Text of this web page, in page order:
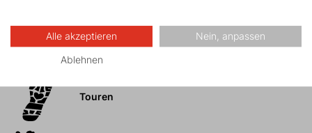
Aktivitäten
Touren
Alle akzeptieren Nein, anpassen
Ablehnen